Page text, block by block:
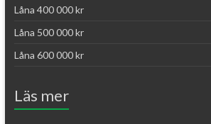
Låna 400 000 kr
Låna 500 000 kr
Låna 600 000 kr
Läs mer